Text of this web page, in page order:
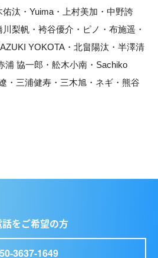
汰・Yuima・上村美加・中野誇
梨帆・袴谷優介・ピノ・布施遥・
YOKOTA・北畠陽汰・半澤清
浦 協一郎・舩木小南・Sachiko
・三浦健寿・三木旭・ネギ・熊谷
話をご希望の方
3637-1649